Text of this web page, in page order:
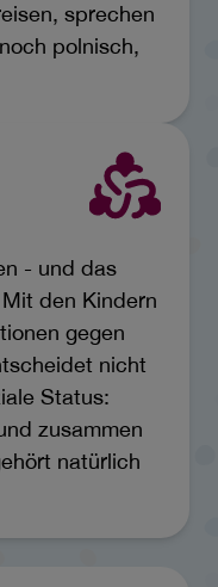
sprechen
polnisch,
- und das
den Kindern
gegen
nicht
Status:
zusammen
natürlich